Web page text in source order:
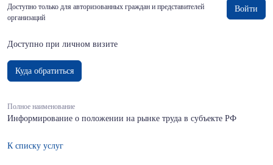
Доступно только для авторизованных граждан и представителей
организаций
Войти
Доступно при личном визите
Куда обратиться
Полное наименование
Информирование о положении на рынке труда в субъекте РФ
К списку услуг